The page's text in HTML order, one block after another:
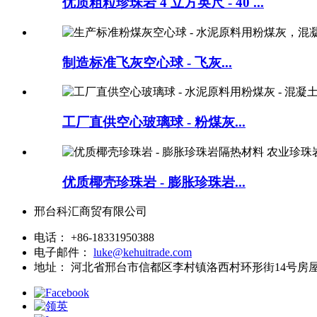
制造标准飞灰空心球 - 飞灰...
工厂直供空心玻璃球 - 粉煤灰...
优质椰壳珍珠岩 - 膨胀珍珠岩...
邢台科汇商贸有限公司
电话：
+86-18331950388
电子邮件：
luke@kehuitrade.com
地址：
河北省邢台市信都区李村镇洛西村环形街14号房